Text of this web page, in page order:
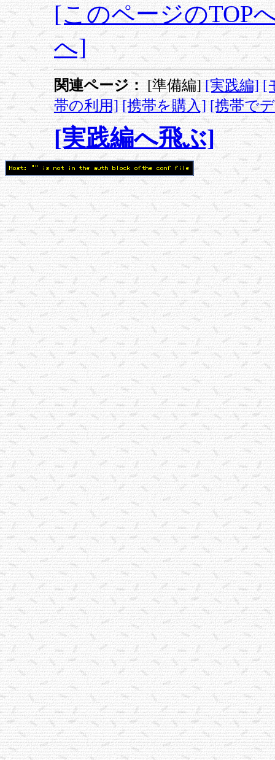
[このページのTOP
へ]
関連ページ： [準備編][実践編] [
帯の利用] [携帯を購入] [携帯で
[実践編へ飛ぶ]